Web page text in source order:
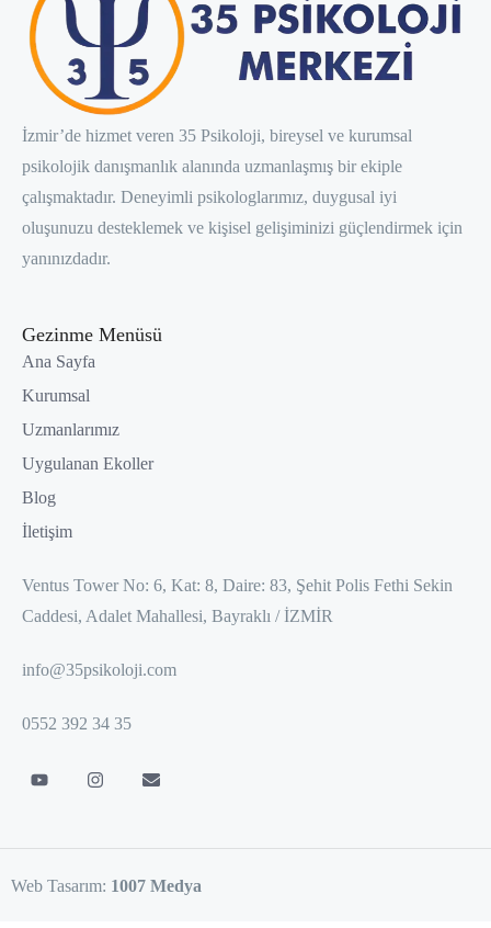
İzmir’de hizmet veren 35 Psikoloji, bireysel ve kurumsal
psikolojik danışmanlık alanında uzmanlaşmış bir ekiple
çalışmaktadır. Deneyimli psikologlarımız, duygusal iyi
oluşunuzu desteklemek ve kişisel gelişiminizi güçlendirmek için
yanınızdadır.
Gezinme Menüsü
Ana Sayfa
Kurumsal
Uzmanlarımız
Uygulanan Ekoller
Blog
İletişim
Ventus Tower No: 6, Kat: 8, Daire: 83, Şehit Polis Fethi Sekin
Caddesi, Adalet Mahallesi, Bayraklı / İZMİR
info@35psikoloji.com
0552 392 34 35
Web Tasarım: 1007 Medya